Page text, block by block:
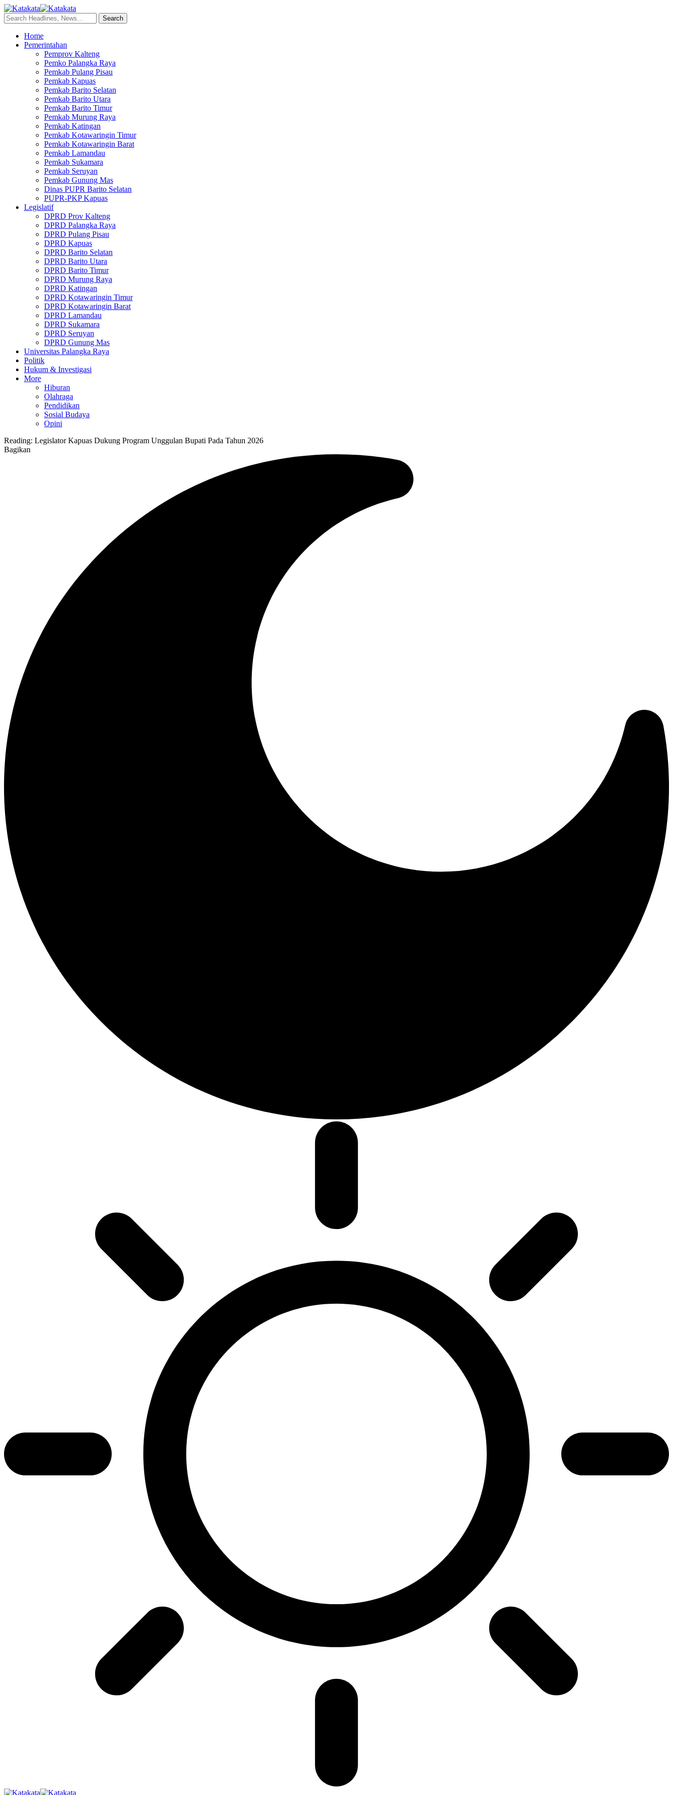
Home
Pemerintahan
Pemprov Kalteng
Pemko Palangka Raya
Pemkab Pulang Pisau
Pemkab Kapuas
Pemkab Barito Selatan
Pemkab Barito Utara
Pemkab Barito Timur
Pemkab Murung Raya
Pemkab Katingan
Pemkab Kotawaringin Timur
Pemkab Kotawaringin Barat
Pemkab Lamandau
Pemkab Sukamara
Pemkab Seruyan
Pemkab Gunung Mas
Dinas PUPR Barito Selatan
PUPR-PKP Kapuas
Legislatif
DPRD Prov Kalteng
DPRD Palangka Raya
DPRD Pulang Pisau
DPRD Kapuas
DPRD Barito Selatan
DPRD Barito Utara
DPRD Barito Timur
DPRD Murung Raya
DPRD Katingan
DPRD Kotawaringin Timur
DPRD Kotawaringin Barat
DPRD Lamandau
DPRD Sukamara
DPRD Seruyan
DPRD Gunung Mas
Universitas Palangka Raya
Politik
Hukum & Investigasi
More
Hiburan
Olahraga
Pendidikan
Sosial Budaya
Opini
Reading: Legislator Kapuas Dukung Program Unggulan Bupati Pada Tahun 2026
Bagikan